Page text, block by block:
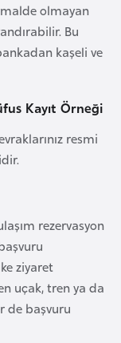
olmayan
Bu
kaşeli ve
Kayıt Örneği
resmi
rezervasyon
ziyaret
uçak, tren ya da
de başvuru